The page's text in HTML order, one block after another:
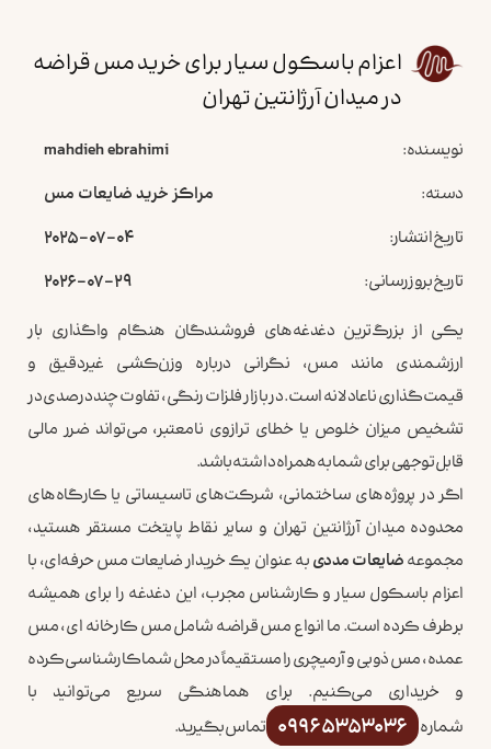
اعزام باسکول سیار برای خرید مس قراضه
در میدان آرژانتین تهران
نویسنده:
mahdieh ebrahimi
دسته:
مراکز خرید ضایعات مس
تاریخ انتشار:
2025-07-04
تاریخ بروزرسانی:
2026-07-29
یکی از بزرگ‌ترین دغدغه‌های فروشندگان هنگام واگذاری بار
ارزشمندی مانند مس، نگرانی درباره وزن‌کشی غیردقیق و
قیمت‌گذاری ناعادلانه است. در بازار فلزات رنگی، تفاوت چند درصدی در
تشخیص میزان خلوص یا خطای ترازوی نامعتبر، می‌تواند ضرر مالی
قابل‌توجهی برای شما به همراه داشته باشد.
اگر در پروژه‌های ساختمانی، شرکت‌های تاسیساتی یا کارگاه‌های
محدوده میدان آرژانتین تهران و سایر نقاط پایتخت مستقر هستید،
مجموعهضایعات مددیبه عنوان یک خریدار ضایعات مس حرفه‌ای، با
اعزام باسکول سیار و کارشناس مجرب، این دغدغه را برای همیشه
برطرف کرده است. ما انواع مس قراضه شامل مس کارخانه ای، مس
عمده، مس ذوبی و آرمیچری را مستقیماً در محل شما کارشناسی کرده
و خریداری می‌کنیم. برای هماهنگی سریع می‌توانید با
شماره 09965353036 تماس بگیرید.